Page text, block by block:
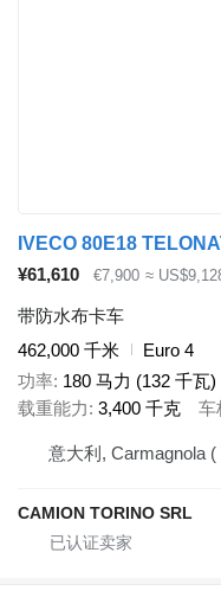
¥61,610 €7,900 ≈
带防水布卡车
462,000 千米
Euro 4
功率 180 马力 (132 千瓦)
载重能力 3,400 千克 车
意大利, Carmagnola (
CAMION TORINO SRL